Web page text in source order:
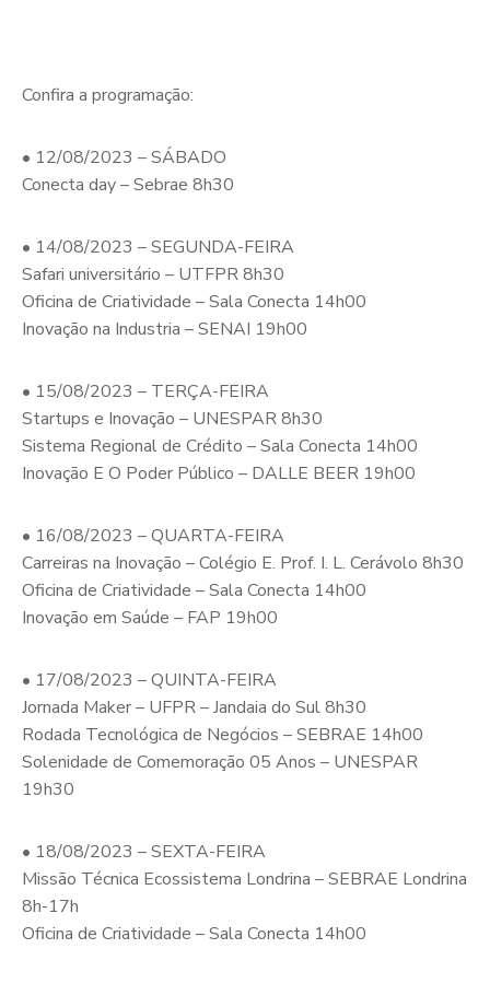
Confira a programação:
• 12/08/2023 – SÁBADO
Conecta day – Sebrae 8h30
• 14/08/2023 – SEGUNDA-FEIRA
Safari universitário – UTFPR 8h30
Oficina de Criatividade – Sala Conecta 14h00
Inovação na Industria – SENAI 19h00
• 15/08/2023 – TERÇA-FEIRA
Startups e Inovação – UNESPAR 8h30
Sistema Regional de Crédito – Sala Conecta 14h00
Inovação E O Poder Público – DALLE BEER 19h00
• 16/08/2023 – QUARTA-FEIRA
Carreiras na Inovação – Colégio E. Prof. I. L. Cerávolo 8h30
Oficina de Criatividade – Sala Conecta 14h00
Inovação em Saúde – FAP 19h00
• 17/08/2023 – QUINTA-FEIRA
Jornada Maker – UFPR – Jandaia do Sul 8h30
Rodada Tecnológica de Negócios – SEBRAE 14h00
Solenidade de Comemoração 05 Anos – UNESPAR
19h30
• 18/08/2023 – SEXTA-FEIRA
Missão Técnica Ecossistema Londrina – SEBRAE Londrina
8h-17h
Oficina de Criatividade – Sala Conecta 14h00